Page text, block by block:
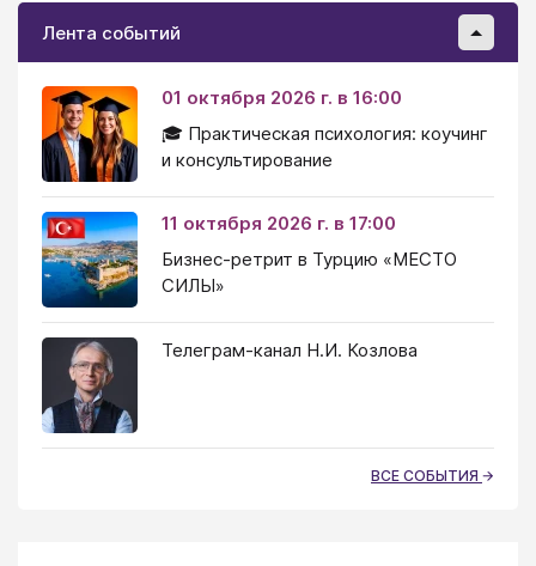
Лента событий
01 октября 2026 г. в 16:00
🎓 Практическая психология: коучинг
и консультирование
11 октября 2026 г. в 17:00
Бизнес-ретрит в Турцию «МЕСТО
СИЛЫ»
Телеграм-канал Н.И. Козлова
ВСЕ СОБЫТИЯ